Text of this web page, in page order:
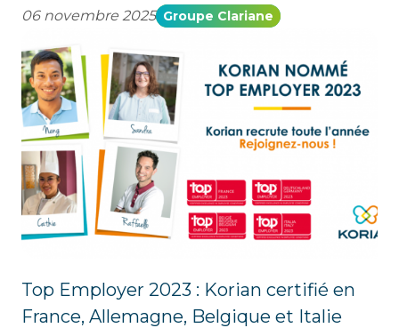
06 novembre 2025 Groupe Clariane
Top Employer 2023 : Korian certifié en
France, Allemagne, Belgique et Italie